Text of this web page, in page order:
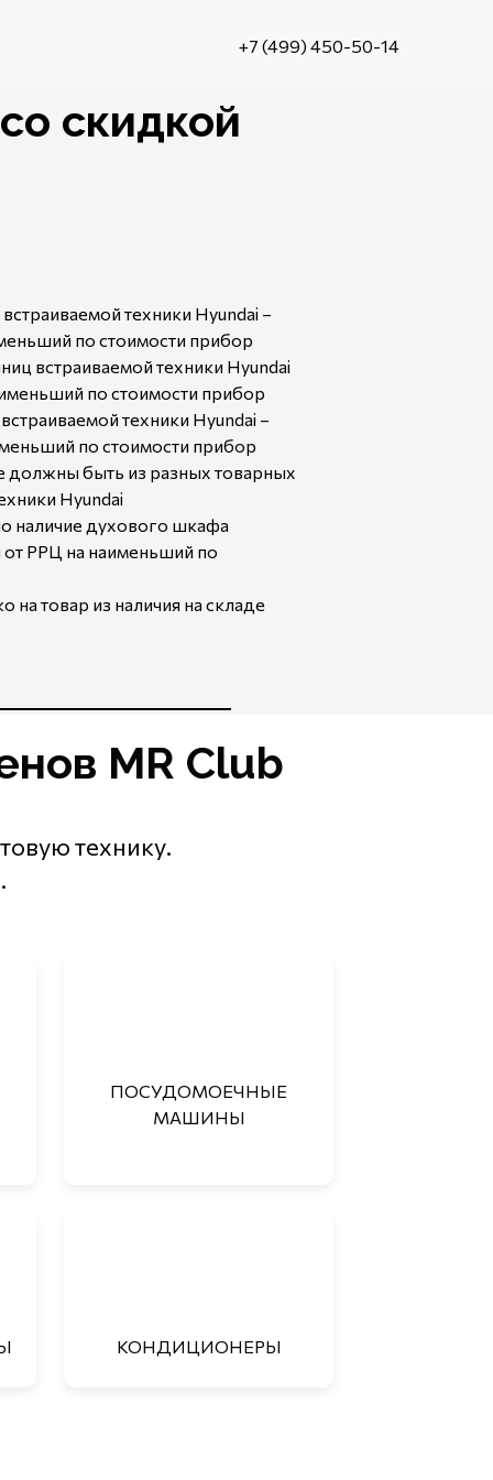
+7 (499) 450-50-14
техники Hyundai –
по стоимости прибор
встраиваемой техники Hyundai
по стоимости прибор
техники Hyundai –
по стоимости прибор
должны быть из разных товарных
Hyundai
наличие духового шкафа
от РРЦ на наименьший по
на товар из наличия на складе
скидкой
MR Club
технику.
ПОСУДОМОЕЧНЫЕ
МАШИНЫ
КОНДИЦИОНЕРЫ